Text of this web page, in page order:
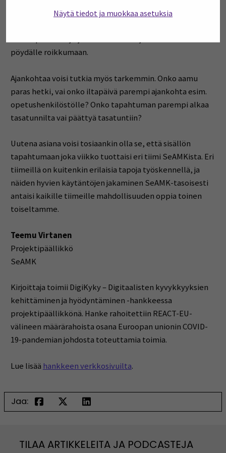
Näytä tiedot ja muokkaa asetuksia
vastuutettaisiin tietylle tiimille, että kalenterikutsut
pöydälle roikkumaan.
Ajankohtaa voisi tutkia myös tarkemmin. Onko aamu
paras hetki, vai onko iltapäivä parempi ajankohta esim.
opetushenkilöstölle? Onko tapahtuman parempi alkaa
tasatunnilta vai päättyä tasatuntiin?
Uutena asiana voisi tosiaankin olla se, että sisällön
tapahtumaan joka viikko tuottaisi eri tiimi SeAMKista. Eri
tiimeillä on kuitenkin erilaisia tapoja työskennellä, ja
näiden hyvien käytäntöjen jakaminen SeAMK-tasoisesti
antaisi kaikille tiimeille mahdollisuuden oppia toinen
toiseltamme.
Teemu Virtanen
Projektipäällikkö
SeAMK
Kirjoittaja toimii DigiKyky – Digitaalisten kyvykkyyksien
kehittäminen ja hyödyntäminen -hankkeessa
projektipäällikkönä. Hanke rahoitettiin REACT-EU-
välineen määrärahoista osana Euroopan unionin COVID-
19-pandemian johdosta toteuttamia toimia.
Lue lisää hankkeen verkkosivuilta.
Jaa:
TILAA ARTIKKELEITA JA PODCASTEJA